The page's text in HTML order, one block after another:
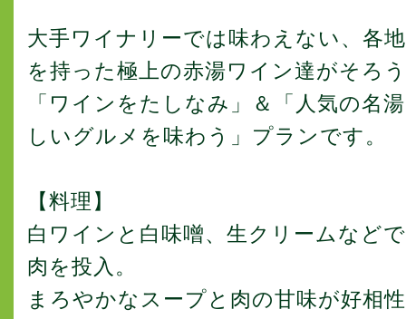
大手ワイナリーでは味わえない、各
を持った極上の赤湯ワイン達がそろ
「ワインをたしなみ」＆「人気の名
しいグルメを味わう」プランです。
【料理】
白ワインと白味噌、生クリームなど
肉を投入。
まろやかなスープと肉の甘味が好相